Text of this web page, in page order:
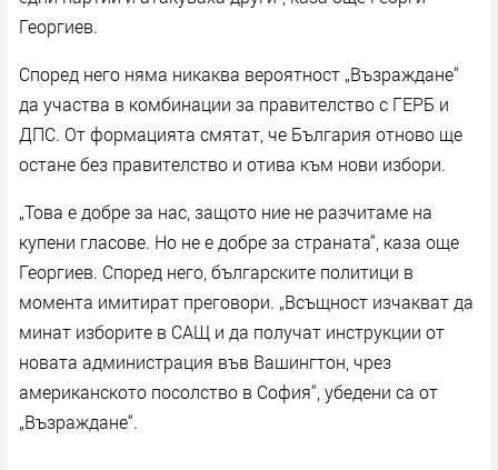
Георгиев.
Според него няма никаква вероятност „Възраждане“
да участва в комбинации за правителство с ГЕРБ и
ДПС. От формацията смятат, че България отново ще
остане без правителство и отива към нови избори.
„Това е добре за нас, защото ние не разчитаме на
купени гласове. Но не е добре за страната“, каза още
Георгиев. Според него, българските политици в
момента имитират преговори. „Всъщност изчакват да
минат изборите в САЩ и да получат инструкции от
новата администрация във Вашингтон, чрез
американското посолство в София“, убедени са от
„Възраждане“.